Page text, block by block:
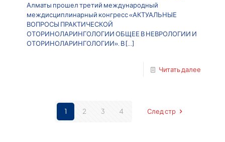
Алматы прошел третий международный
междисциплинарный конгресс «АКТУАЛЬНЫЕ
ВОПРОСЫ ПРАКТИЧЕСКОЙ
ОТОРИНОЛАРИНГОЛОГИИ ОБЩЕЕ В НЕВРОЛОГИИ И
ОТОРИНОЛАРИНГОЛОГИИ». В[…]
Читать далее
1 2 3 4 След стр